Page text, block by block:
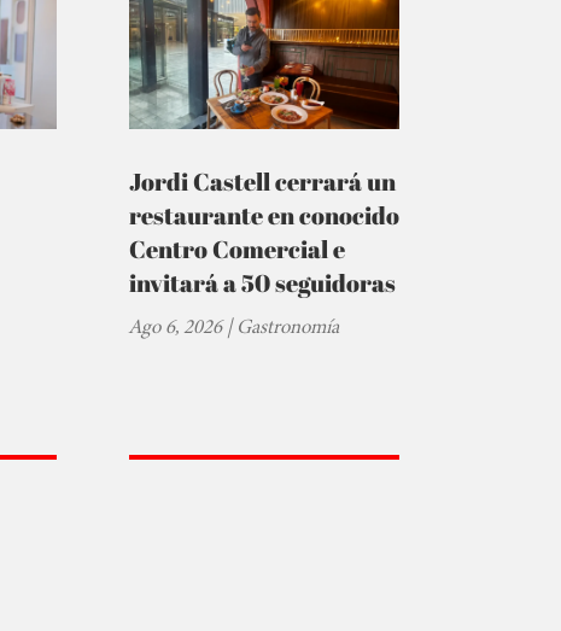
Jordi Castell cerrará un
restaurante en conocido
Centro Comercial e
invitará a 50 seguidoras
Ago 6, 2026|Gastronomía